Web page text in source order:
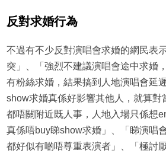
反對求婚行為
不過有不少反對演唱會求婚的網民表
突」、「強烈不建議演唱會途中求婚
有粉絲求婚，結果搞到人地演唱會延
show求婚真係好影響其他人，就算對
都唔關附近既人事，人地入場只係想
真係唔buy睇show求婚」、「睇演唱
都好似有啲唔尊重表演者」、「極討